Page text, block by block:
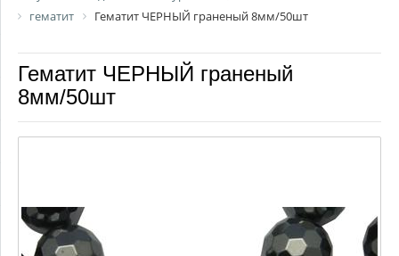
гематит
Гематит ЧЕРНЫЙ граненый 8мм/50шт
Гематит ЧЕРНЫЙ граненый
8мм/50шт